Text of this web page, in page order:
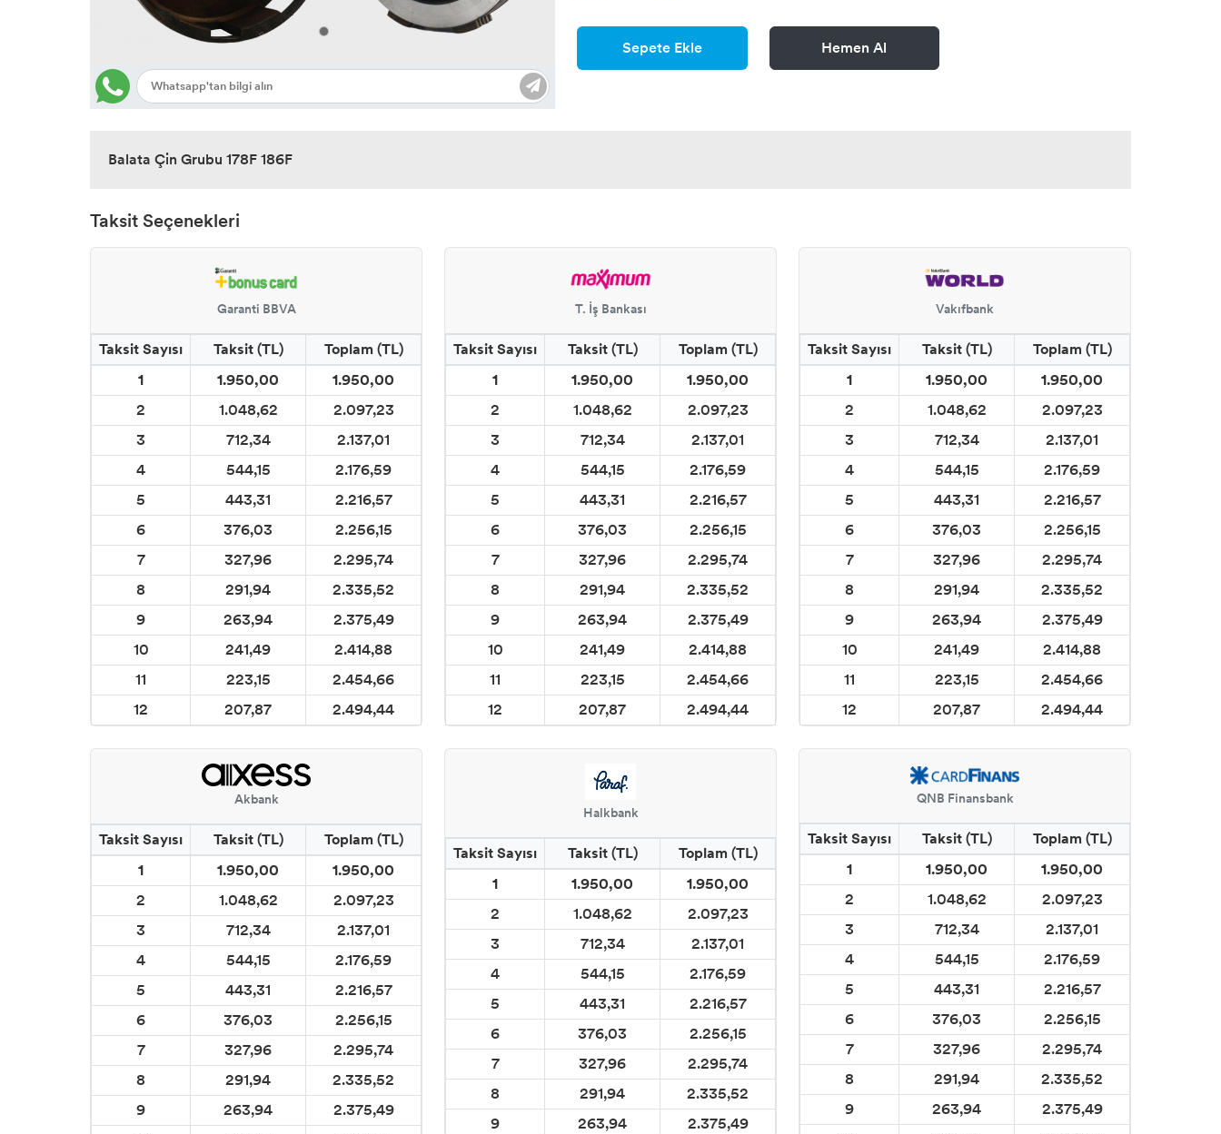
Sepete Ekle Hemen Al
Balata Çin Grubu 178F 186F
Taksit Seçenekleri
Garanti BBVA
Taksit Sayısı Taksit (TL)
Toplam (TL)
1
1.950,00
1.950,00
2
1.048,62
2.097,23
3
712,34
2.137,01
4
544,15
2.176,59
5
443,31
2.216,57
6
376,03
2.256,15
7
327,96
2.295,74
8
291,94
2.335,52
9
263,94
2.375,49
10
241,49
2.414,88
11
223,15
2.454,66
12
207,87 2.494,44
T. İş Bankası
Taksit Sayısı Taksit (TL)
Toplam (TL)
1
1.950,00
1.950,00
2
1.048,62
2.097,23
3
712,34
2.137,01
4
544,15
2.176,59
5
443,31
2.216,57
6
376,03
2.256,15
7
327,96
2.295,74
8
291,94
2.335,52
9
263,94
2.375,49
10
241,49
2.414,88
11
223,15
2.454,66
12
207,87 2.494,44
Vakıfbank
Taksit Sayısı Taksit (TL)
Toplam (TL)
1
1.950,00
1.950,00
2
1.048,62
2.097,23
3
712,34
2.137,01
4
544,15
2.176,59
5
443,31
2.216,57
6
376,03
2.256,15
7
327,96
2.295,74
8
291,94
2.335,52
9
263,94
2.375,49
10
241,49
2.414,88
11
223,15
2.454,66
12
207,87 2.494,44
Akbank
Taksit Sayısı Taksit (TL)
Toplam (TL)
1
1.950,00
1.950,00
2
1.048,62
2.097,23
3
712,34
2.137,01
4
544,15
2.176,59
5
443,31
2.216,57
6
376,03
2.256,15
7
327,96
2.295,74
8
291,94
2.335,52
9
263,94
2.375,49
Halkbank
Taksit Sayısı Taksit (TL)
Toplam (TL)
1
1.950,00
1.950,00
2
1.048,62
2.097,23
3
712,34
2.137,01
4
544,15
2.176,59
5
443,31
2.216,57
6
376,03
2.256,15
7
327,96
2.295,74
8
291,94
2.335,52
9
263,94
2.375,49
QNB Finansbank
Taksit Sayısı Taksit (TL)
Toplam (TL)
1
1.950,00
1.950,00
2
1.048,62
2.097,23
3
712,34
2.137,01
4
544,15
2.176,59
5
443,31
2.216,57
6
376,03
2.256,15
7
327,96
2.295,74
8
291,94
2.335,52
9
263,94
2.375,49